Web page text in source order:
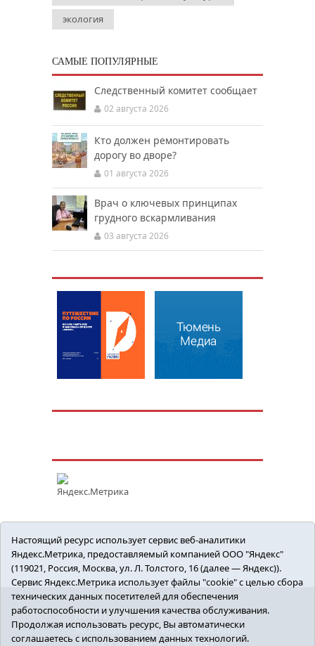
экология
САМЫЕ ПОПУЛЯРНЫЕ
Следственный комитет сообщает
02 августа 2026
Кто должен ремонтировать
дорогу во дворе?
01 августа 2026
Врач о ключевых принципах
грудного вскармливания
03 августа 2026
ПОЛИТИКА ОБЩЕСТВО
СПОРТ
ЭКОНОМИКА
ЗДРАВООХРАНЕНИЕ
Настоящий ресурс использует сервис веб-аналитики
Яндекс.Метрика, предоставляемый компанией ООО "Яндекс"
(119021, Россия, Москва, ул. Л. Толстого, 16 (далее — Яндекс)).
Сервис Яндекс.Метрика использует файлы "cookie" с целью сбора
технических данных посетителей для обеспечения
работоспособности и улучшения качества обслуживания.
Продолжая использовать ресурс, Вы автоматически
соглашаетесь с использованием данных технологий.